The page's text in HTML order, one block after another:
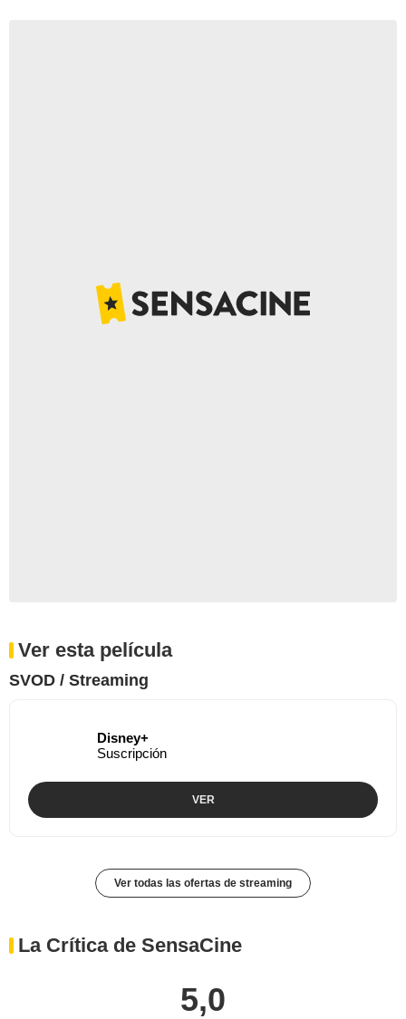
Ver esta película
SVOD / Streaming
Disney+
Suscripción
VER
Ver todas las ofertas de streaming
La Crítica de SensaCine
5,0